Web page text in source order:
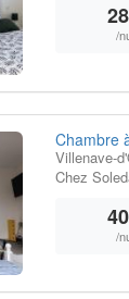
/
Chambre
Villenave-
Chez
/